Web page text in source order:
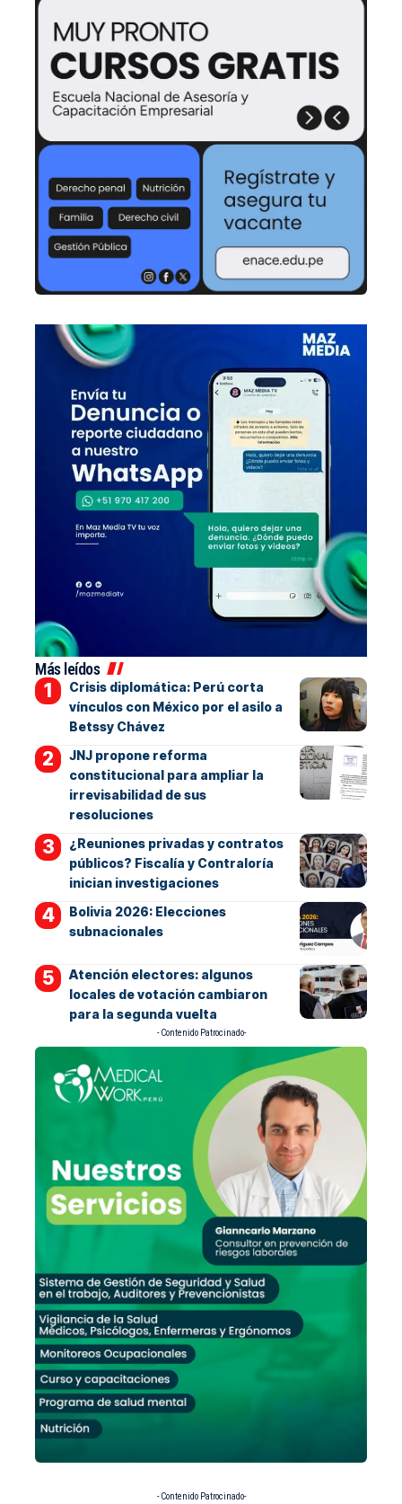
Más leídos
Crisis diplomática: Perú corta
vínculos con México por el asilo a
Betssy Chávez
JNJ propone reforma
constitucional para ampliar la
irrevisabilidad de sus
resoluciones
¿Reuniones privadas y contratos
públicos? Fiscalía y Contraloría
inician investigaciones
Bolivia 2026: Elecciones
subnacionales
Atención electores: algunos
locales de votación cambiaron
para la segunda vuelta
- Contenido Patrocinado-
- Contenido Patrocinado-